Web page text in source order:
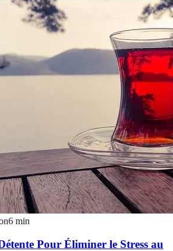
6 min
Pour Éliminer le Stress au